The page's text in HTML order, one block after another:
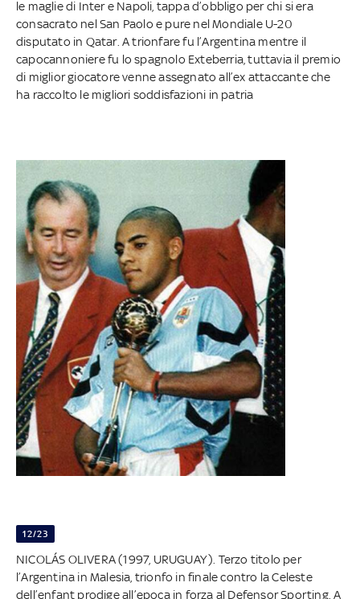
le maglie di Inter e Napoli, tappa d’obbligo per chi si era
consacrato nel San Paolo e pure nel Mondiale U-20
disputato in Qatar. A trionfare fu l’Argentina mentre il
capocannoniere fu lo spagnolo Exteberria, tuttavia il premio
di miglior giocatore venne assegnato all’ex attaccante che
ha raccolto le migliori soddisfazioni in patria
12/23
NICOLÁS OLIVERA (1997, URUGUAY). Terzo titolo per
l’Argentina in Malesia, trionfo in finale contro la Celeste
dell’enfant prodige all’epoca in forza al Defensor Sporting. A